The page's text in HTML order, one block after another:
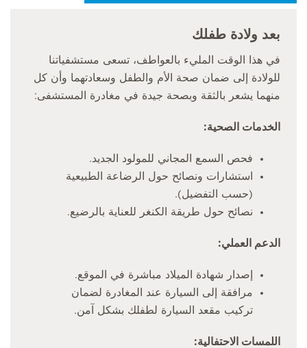
بعد ولادة طفلك
في هذا الوقت المليء بالعواطف، تسعى مستشفياتنا
للولادة إلى ضمان صحة الأم والطفل وسعادتهما وأن كل
منهما يشعر بالثقة وبصحة جيدة في مغادرة المستشفى:
الخدمات الصحية:
فحص السمع المجاني للمولود الجديد.
استشارات ونصائح حول الرضاعة الطبيعية
(حسب التفضيل).
نصائح حول طريقة الكنغر للعناية بالرضيع.
الدعم العملي:
إصدار شهادة الميلاد مباشرة في الموقع.
مرافقة إلى السيارة عند المغادرة لضمان
تركيب مقعد السيارة لطفلك بشكل آمن.
اللمسات الاحتفالية: